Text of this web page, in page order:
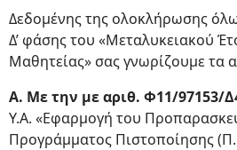
Δεδομένης της ολοκλήρωσης
Δ’ φάσης του «Μεταλυκειακού
Μαθητείας» σας γνωρίζουμε τα
Α. Με την με αριθ. Φ11/97153/
Υ.Α. «Εφαρμογή του
Προγράμματος Πιστοποίησης